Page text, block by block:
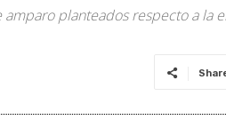
planteados respecto a la